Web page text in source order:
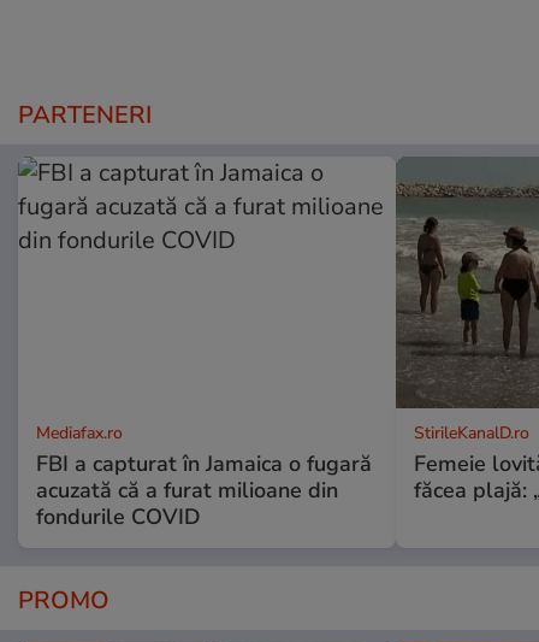
PARTENERI
Mediafax.ro
FBI a capturat în Jamaica o fugară
acuzată că a furat milioane din
fondurile COVID
StirileKanalD.ro
Femeie
făcea plajă:
PROMO